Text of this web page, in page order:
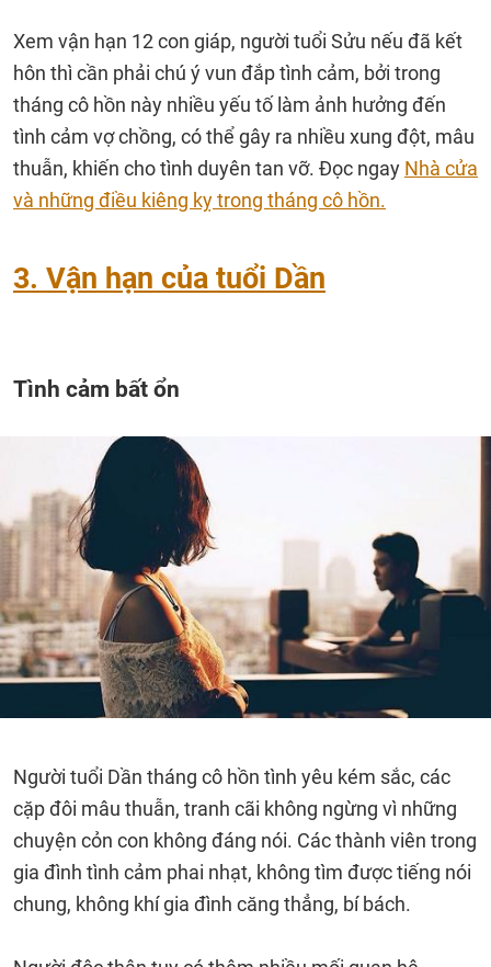
Xem vận hạn 12 con giáp, người tuổi Sửu nếu đã kết
hôn thì cần phải chú ý vun đắp tình cảm, bởi trong
tháng cô hồn này nhiều yếu tố làm ảnh hưởng đến
tình cảm vợ chồng, có thể gây ra nhiều xung đột, mâu
thuẫn, khiến cho tình duyên tan vỡ. Đọc ngay Nhà cửa
và những điều kiêng kỵ trong tháng cô hồn.
3. Vận hạn của tuổi Dần
Tình cảm bất ổn
Người tuổi Dần tháng cô hồn tình yêu kém sắc, các
cặp đôi mâu thuẫn, tranh cãi không ngừng vì những
chuyện cỏn con không đáng nói. Các thành viên trong
gia đình tình cảm phai nhạt, không tìm được tiếng nói
chung, không khí gia đình căng thẳng, bí bách.